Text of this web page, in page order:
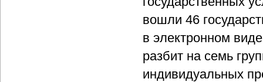
вошли 46
в электронном
разбит на семь
индивидуальных